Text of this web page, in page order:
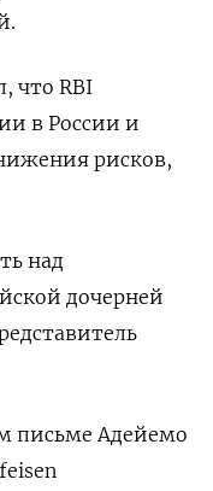
что RBI
в России и
рисков,
над
дочерней
письме Адейемо